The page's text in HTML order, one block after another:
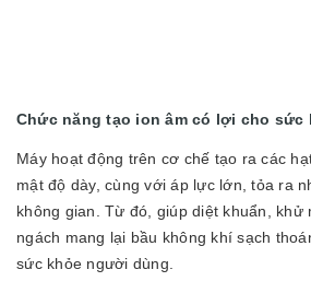
Chức năng tạo ion âm có lợi cho sức
Máy hoạt động trên cơ chế tạo ra các
mật độ dày, cùng với áp lực lớn, tỏa ra
không gian. Từ đó, giúp diệt khuẩn, khử
ngách mang lại bầu không khí sạch
sức khỏe người dùng.